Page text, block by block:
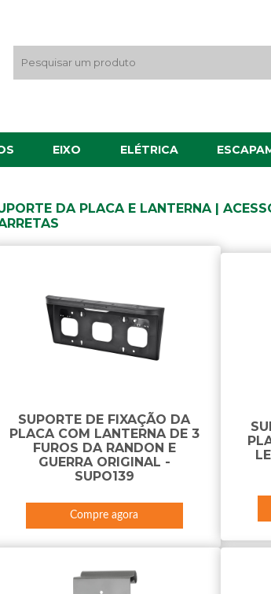
EIXO ELÉTRICA
DA PLACA E LANTERNA |
SUPORTE DE FIXAÇÃO DA
PLACA COM LANTERNA DE 3
FUROS DA RANDON E
GUERRA ORIGINAL -
SUPO139
Compre agora